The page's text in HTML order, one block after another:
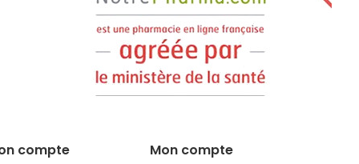
compte Mon compte